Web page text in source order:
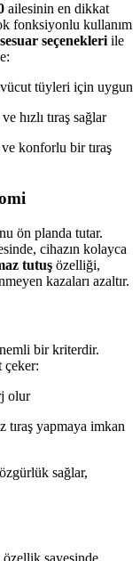
ailesinin en dikkat
fonksiyonlu kullanım
seçenekleriile
vücut tüyleri için uygun
hızlı tıraş sağlar
konforlu bir tıraş
ön planda tutar.
cihazın kolayca
tutuş özelliği,
kazaları azaltır.
bir kriterdir.
çeker:
olur
tıraş yapmaya imkan
sağlar,
özellik sayesinde,